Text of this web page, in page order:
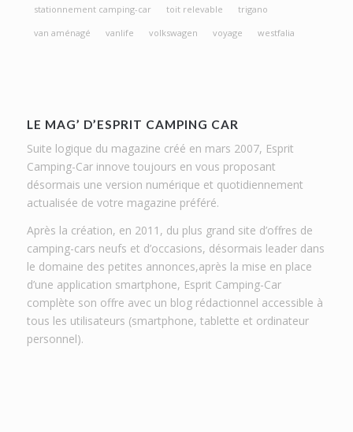
stationnement camping-car
toit relevable
trigano
van aménagé
vanlife volkswagen voyage westfalia
LE MAG’ D’ESPRIT CAMPING CAR
Suite logique du magazine créé en mars 2007, Esprit
Camping-Car innove toujours en vous proposant
désormais une version numérique et quotidiennement
actualisée de votre magazine préféré.
Après la création, en 2011, du plus grand site d’offres de
camping-cars neufs et d’occasions, désormais leader dans
le domaine des petites annonces,après la mise en place
d’une application smartphone, Esprit Camping-Car
complète son offre avec un blog rédactionnel accessible à
tous les utilisateurs (smartphone, tablette et ordinateur
personnel).